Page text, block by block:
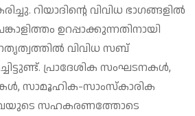
റിയാദിന്റെ വിവിധ ഭാഗങ്ങളില്‍
ഉറപ്പാക്കുന്നതിനായി
വിവിധ സബ്
പ്രാദേശിക സംഘടനകള്‍,
സാമൂഹിക-സാംസ്‌കാരിക
സഹകരണത്തോടെ